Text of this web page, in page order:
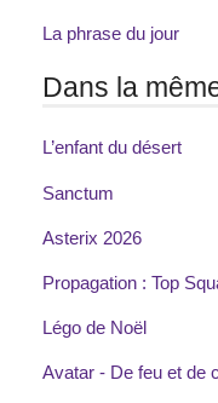
La phrase du jour
Dans la
L’enfant du désert
Sanctum
Asterix 2026
Propagation : Top
Légo de Noël
Avatar - De feu et de